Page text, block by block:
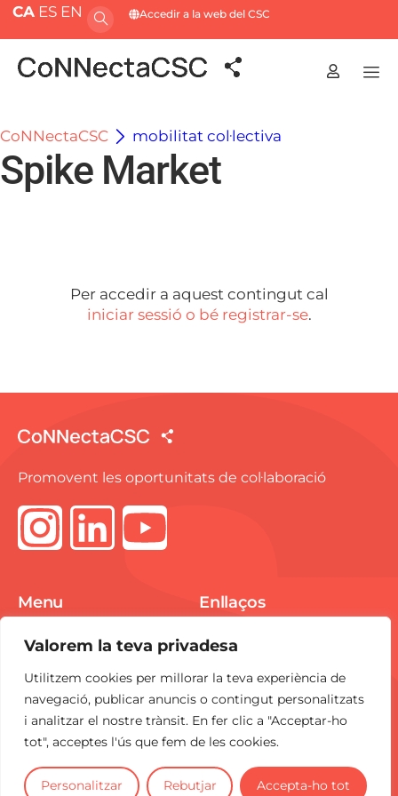
Valorem la teva privadesa
Utilitzem cookies per millorar la teva experiència de
navegació, publicar anuncis o contingut personalitzats
i analitzar el nostre trànsit. En fer clic a "Acceptar-ho
tot", acceptes l'ús que fem de les cookies.
Personalitzar Rebutjar Accepta-ho tot
CA ES EN Accedir a la web del CSC
CoNNectaCSC mobilitat col·lectiva
Spike Market
Per accedir a aquest contingut cal
iniciar sessió o bé registrar-se.
Promovent les oportunitats de col·laboració
Menu
Notícies
Contacte
Enllaços
Política de
Privacitat
CoNNecta és una iniciativa delCSC.